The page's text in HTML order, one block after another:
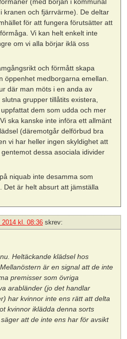
kranen och fjärrvärme). De deltar
för att fungera förutsätter att
Vi kan helt enkelt inte
om vi alla börjar iklä oss
och förmått skapa
öppenhet medborgarna emellan.
där man möts i en anda av
grupper tillåtits existera,
dem som udda och mer
ska kanske inte införa ett allmänt
(däremotgår delförbud bra
vi har heller ingen skyldighet att
dessa asociala idivider
niquab inte desamma som
Det är helt absurt att jämställa
2014 kl. 08:36 skrev:
Heltäckande klädsel hos
är en signal att de inte
premisser som övriga
arabländer (jo det handlar
har kvinnor inte ens rätt att delta
kvinnor iklädda denna sorts
att de inte ens har för avsikt